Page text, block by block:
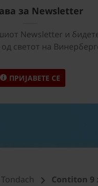
за Newsletter
Newsletter и
светот на
ПРИЈАВЕТЕ СЕ
Contiton 9